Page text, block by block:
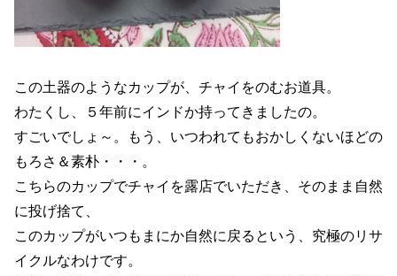
この土器のようなカップが、チャイをのむお道具。
わたくし、５年前にインドか持ってきましたの。
すごいでしょ～。もう、いつわれてもおかしくないほどの
もろさ＆素朴・・・。
こちらのカップでチャイを露店でいただき、そのまま自然
に投げ捨て、
このカップがいつもまにか自然に戻るという、究極のリサ
イクルなわけです。